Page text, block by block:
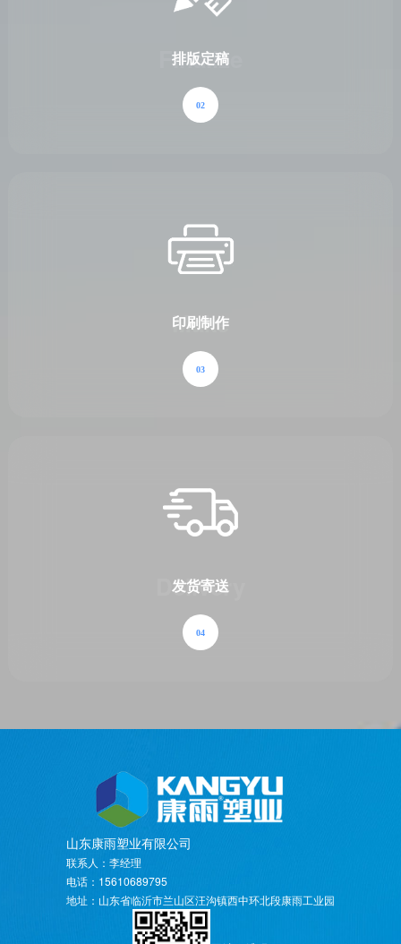
排版定稿
Finalize
02
印刷制作
Make
03
发货寄送
Delivery
04
山东康雨塑业有限公司
联系人：李经理
电话：15610689795
地址：山东省临沂市兰山区汪沟镇西中环北段康雨工业园